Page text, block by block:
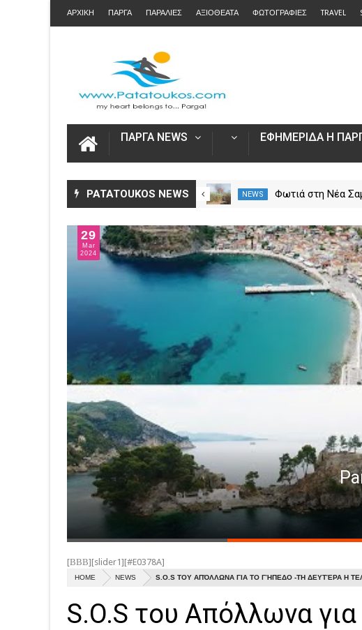
ΑΡΧΙΚΗ ΠΑΡΓΑ ΠΑΡΑΛΙΕΣ ΑΞΙΟΘΕΑΤΑ ΦΩΤΟΓΡΑΦΙΕΣ TRAVEL
ΠΑΡΓΑ NEWS ΕΦΗΜΕΡΙΔΑ Η
PATATOUKOS NEWS
Αυξήθηκαν τα τροχαία και οι
νεκροί στην Ήπειρο τον Ιούλιο
NEWS
Φωτιά στη Νέα
δυνάμεις
29
Mar
2024
[ΒΒΒ][slider1][#E0378A]
HOME NEWS S.O.S ΤΟΥ ΑΠΌΛΛΩΝΑ ΓΙΑ ΤΟ ΓΉΠΕΔΟ -ΤΗ ΔΕΥΤΈΡΑ Η
S.O.S του Απόλλωνα